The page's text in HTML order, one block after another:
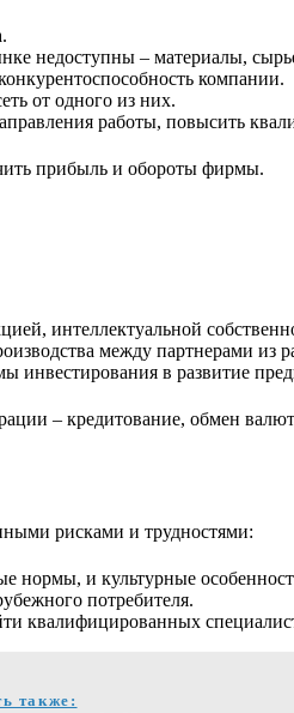
недоступны – материалы,
компании.
от одного из них.
работы, повысить
прибыль и обороты фирмы.
интеллектуальной
между партнерами из
инвестирования в развитие
– кредитование, обмен
рисками и трудностями:
и культурные
потребителя.
квалифицированных
также: